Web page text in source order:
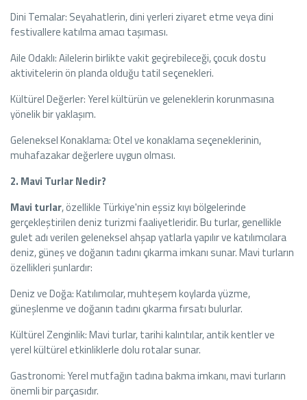
Dini Temalar: Seyahatlerin, dini yerleri ziyaret etme veya dini
festivallere katılma amacı taşıması.
Aile Odaklı: Ailelerin birlikte vakit geçirebileceği, çocuk dostu
aktivitelerin ön planda olduğu tatil seçenekleri.
Kültürel Değerler: Yerel kültürün ve geleneklerin korunmasına
yönelik bir yaklaşım.
Geleneksel Konaklama: Otel ve konaklama seçeneklerinin,
muhafazakar değerlere uygun olması.
2. Mavi Turlar Nedir?
Mavi turlar, özellikle Türkiye'nin eşsiz kıyı bölgelerinde
gerçekleştirilen deniz turizmi faaliyetleridir. Bu turlar, genellikle
gulet adı verilen geleneksel ahşap yatlarla yapılır ve katılımcılara
deniz, güneş ve doğanın tadını çıkarma imkanı sunar. Mavi turların
özellikleri şunlardır:
Deniz ve Doğa: Katılımcılar, muhteşem koylarda yüzme,
güneşlenme ve doğanın tadını çıkarma fırsatı bulurlar.
Kültürel Zenginlik: Mavi turlar, tarihi kalıntılar, antik kentler ve
yerel kültürel etkinliklerle dolu rotalar sunar.
Gastronomi: Yerel mutfağın tadına bakma imkanı, mavi turların
önemli bir parçasıdır.